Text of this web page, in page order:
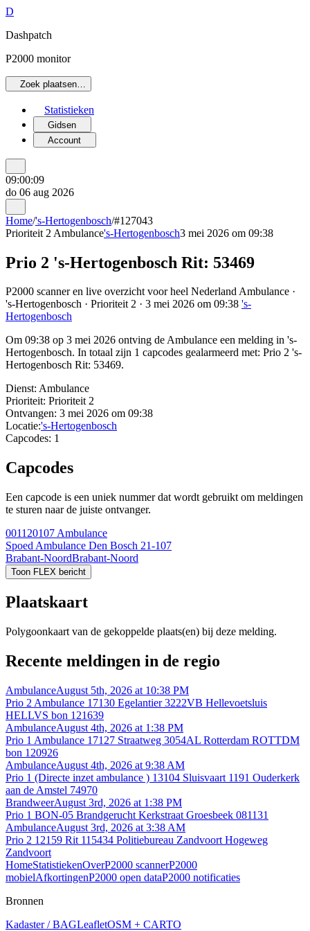
D
Dashpatch
P2000 monitor
Zoek plaatsen…
Statistieken
Gidsen
Account
09:00:09
do 06 aug 2026
Home/'s-Hertogenbosch/#127043
Prioriteit 2 Ambulance's-Hertogenbosch3 mei 2026 om 09:38
Prio 2 's-Hertogenbosch Rit: 53469
P2000 scanner en live overzicht voor heel Nederland Ambulance ·
's-Hertogenbosch · Prioriteit 2 · 3 mei 2026 om 09:38 's-
Hertogenbosch
Om 09:38 op 3 mei 2026 ontving de Ambulance een melding in 's-
Hertogenbosch. In totaal zijn 1 capcodes gealarmeerd met: Prio 2 's-
Hertogenbosch Rit: 53469.
Dienst: Ambulance
Prioriteit: Prioriteit 2
Ontvangen: 3 mei 2026 om 09:38
Locatie:'s-Hertogenbosch
Capcodes: 1
Capcodes
Een capcode is een uniek nummer dat wordt gebruikt om meldingen
te sturen naar de juiste ontvanger.
001120107 Ambulance
Spoed Ambulance Den Bosch 21-107
Brabant-NoordBrabant-Noord
Toon FLEX bericht
Plaatskaart
Polygoonkaart van de gekoppelde plaats(en) bij deze melding.
Recente meldingen in de regio
AmbulanceAugust 5th, 2026 at 10:38 PM
Prio 2 Ambulance 17130 Egelantier 3222VB Hellevoetsluis
HELLVS bon 121639
AmbulanceAugust 4th, 2026 at 1:38 PM
Prio 1 Ambulance 17127 Straatweg 3054AL Rotterdam ROTTDM
bon 120926
AmbulanceAugust 4th, 2026 at 9:38 AM
Prio 1 (Directe inzet ambulance ) 13104 Sluisvaart 1191 Ouderkerk
aan de Amstel 74970
BrandweerAugust 3rd, 2026 at 1:38 PM
Prio 1 BON-05 Brandgerucht Kerkstraat Groesbeek 081131
AmbulanceAugust 3rd, 2026 at 3:38 AM
Prio 2 12159 Rit 115434 Politiebureau Zandvoort Hogeweg
Zandvoort
HomeStatistiekenOverP2000 scannerP2000
mobielAfkortingenP2000 open dataP2000 notificaties
Bronnen
Kadaster / BAGLeafletOSM + CARTO